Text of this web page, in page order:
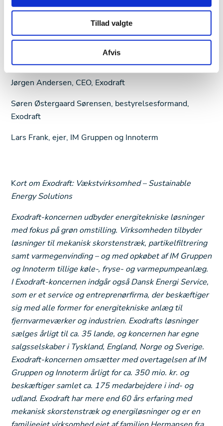
Tillad valgte
Afvis
nuværende lokationer.
For yderligere oplysninger,
kontakt:
Jørgen Andersen, CEO, Exodraft
Søren Østergaard Sørensen, bestyrelsesformand,
Exodraft
Lars Frank, ejer, IM Gruppen og Innoterm
Kort om Exodraft: Vækstvirksomhed – Sustainable
Energy Solutions
Exodraft-koncernen udbyder energitekniske løsninger
med fokus på grøn omstilling. Virksomheden tilbyder
løsninger til mekanisk skorstenstræk, partikelfiltrering
samt varmegenvinding – og med opkøbet af IM Gruppen
og Innoterm tillige køle-, fryse- og varmepumpeanlæg.
I Exodraft-koncernen indgår også Dansk Energi Service,
som er et service og entreprenørfirma, der beskæftiger
sig med alle former for energitekniske anlæg til
fjernvarmeværker og industrien. Exodrafts løsninger
sælges årligt til ca. 35 lande, og koncernen har egne
salgsselskaber i Tyskland, England, Norge og Sverige.
Exodraft-koncernen omsætter med overtagelsen af IM
Gruppen og Innoterm årligt for ca. 350 mio. kr. og
beskæftiger samlet ca. 175 medarbejdere i ind- og
udland. Exodraft har mere end 60 års erfaring med
mekanisk skorstenstræk og energiløsninger og er en